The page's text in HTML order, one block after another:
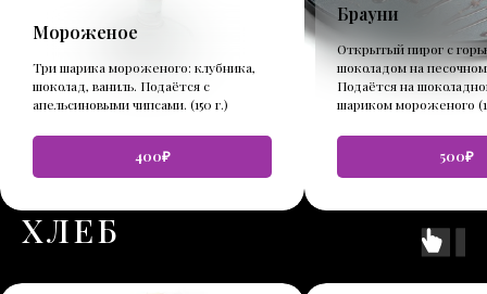
Мороженое
Три шарика мороженого: клубника,
шоколад, ваниль. Подаётся с
апельсиновыми чипсами. (150 г.)
400₽
Брауни
Открытый пирог с
шоколадом на
Подаётся на
шариком мороженого
500₽
ХЛЕБ